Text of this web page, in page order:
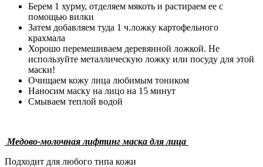
Берем 1 хурму, отделяем мякоть и растираем ее с
помощью вилки
Затем добавляем туда 1 ч.ложку картофельного
крахмала
Хорошо перемешиваем деревянной ложкой. Не
используйте металлическую ложку или посуду для этой
маски!
Очищаем кожу лица любимым тоником
Наносим маску на лицо на 15 минут
Смываем теплой водой
Медово-молочная лифтинг маска для лица
Подходит для любого типа кожи